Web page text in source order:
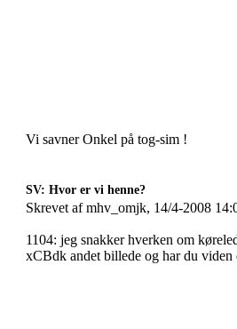
Vi savner Onkel på tog-sim !
SV: Hvor er vi henne?
Skrevet af mhv_omjk, 14/4-2008
1104: jeg snakker hverken om
xCBdk andet billede og har du